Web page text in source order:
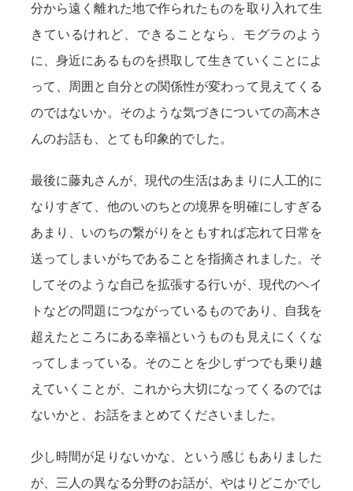
分から遠く離れた地で作られたものを取り入れて生
きているけれど、できることなら、モグラのよう
に、身近にあるものを摂取して生きていくことによ
って、周囲と自分との関係性が変わって見えてくる
のではないか。そのような気づきについての高木さ
んのお話も、とても印象的でした。
最後に藤丸さんが、現代の生活はあまりに人工的に
なりすぎて、他のいのちとの境界を明確にしすぎる
あまり、いのちの繋がりをともすれば忘れて日常を
送ってしまいがちであることを指摘されました。そ
してそのような自己を拡張する行いが、現代のヘイ
トなどの問題につながっているものであり、自我を
超えたところにある幸福というものも見えにくくな
ってしまっている。そのことを少しずつでも乗り越
えていくことが、これから大切になってくるのでは
ないかと、お話をまとめてくださいました。
少し時間が足りないかな、という感じもありました
が、三人の異なる分野のお話が、やはりどこかでし